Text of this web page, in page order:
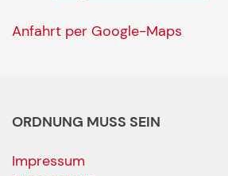
Anfahrt per Google-Maps
ORDNUNG MUSS SEIN
Impressum